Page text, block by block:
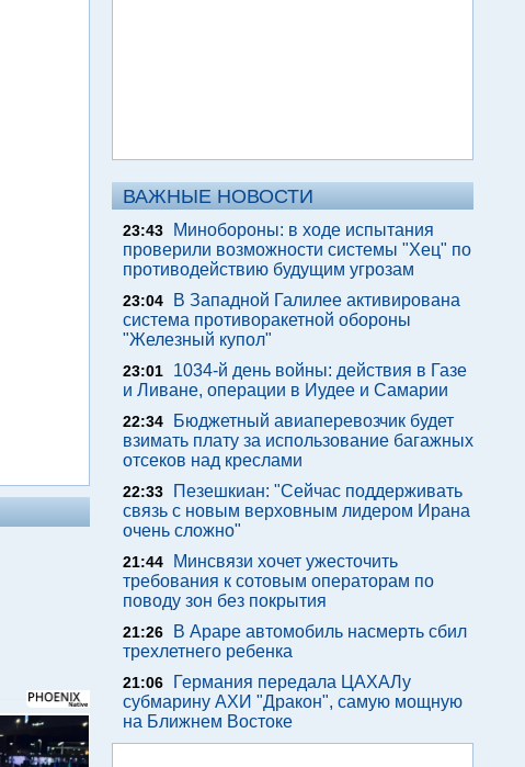
ВАЖНЫЕ НОВОСТИ
23:43
Минобороны: в ходе испытания
проверили возможности системы "Хец" по
противодействию будущим угрозам
23:04
В Западной Галилее активирована
система противоракетной обороны
"Железный купол"
23:01
1034-й день войны: действия в Газе
и Ливане, операции в Иудее и Самарии
22:34
Бюджетный авиаперевозчик будет
взимать плату за использование багажных
отсеков над креслами
22:33
Пезешкиан: "Сейчас поддерживать
связь с новым верховным лидером Ирана
очень сложно"
21:44
Минсвязи хочет ужесточить
требования к сотовым операторам по
поводу зон без покрытия
21:26
В Араре автомобиль насмерть сбил
трехлетнего ребенка
21:06
Германия передала ЦАХАЛу
субмарину АХИ "Дракон", самую мощную
на Ближнем Востоке